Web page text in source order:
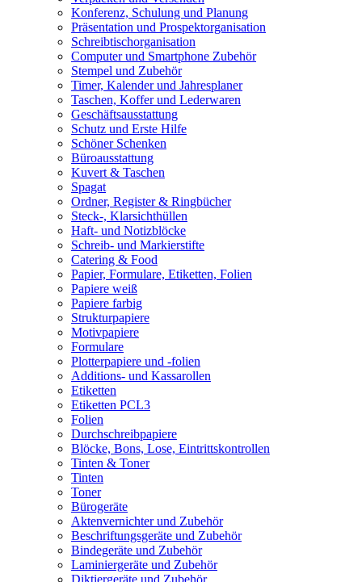
Konferenz, Schulung und Planung
Präsentation und Prospektorganisation
Schreibtischorganisation
Computer und Smartphone Zubehör
Stempel und Zubehör
Timer, Kalender und Jahresplaner
Taschen, Koffer und Lederwaren
Geschäftsausstattung
Schutz und Erste Hilfe
Schöner Schenken
Büroausstattung
Kuvert & Taschen
Spagat
Ordner, Register & Ringbücher
Steck-, Klarsichthüllen
Haft- und Notizblöcke
Schreib- und Markierstifte
Catering & Food
Papier, Formulare, Etiketten, Folien
Papiere weiß
Papiere farbig
Strukturpapiere
Motivpapiere
Formulare
Plotterpapiere und -folien
Additions- und Kassarollen
Etiketten
Etiketten PCL3
Folien
Durchschreibpapiere
Blöcke, Bons, Lose, Eintrittskontrollen
Tinten & Toner
Tinten
Toner
Bürogeräte
Aktenvernichter und Zubehör
Beschriftungsgeräte und Zubehör
Bindegeräte und Zubehör
Laminiergeräte und Zubehör